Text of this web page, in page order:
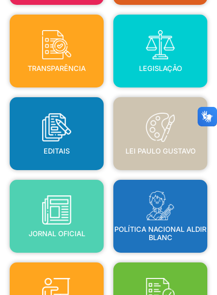
TRANSPARÊNCIA
TRANSPARÊNCIA
LEGISLAÇÃO
LEGISLAÇÃO
EDITAIS
EDITAIS
LEI PAULO GUSTAVO
LEI PAULO GUSTAVO
JORNAL OFICIAL
JORNAL OFICIAL
POLÍTICA NACIONAL ALDIR
BLANC
POLÍTICA NACIONAL ALDIR
BLANC
OFICINAS EDITAIS DE FOMENTO